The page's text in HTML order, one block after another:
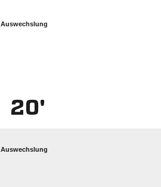
Auswechslung
20'
Auswechslung